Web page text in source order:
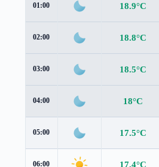
01:00 18.9°C
02:00 18.8°C
03:00 18.5°C
04:00 18°C
05:00 17.5°C
06:00 17.4°C